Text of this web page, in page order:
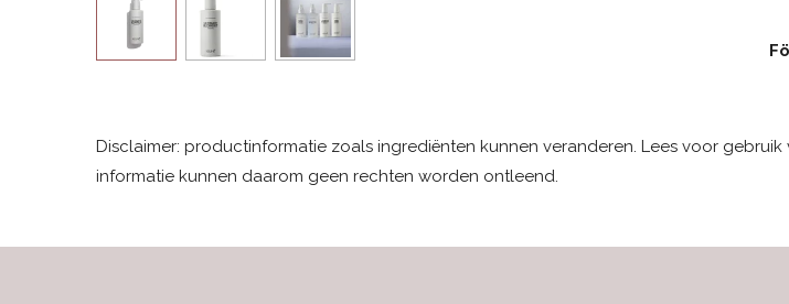
Disclaimer: productinformatie zoals ingrediënten kunnen veranderen. Lees voor
informatie kunnen daarom geen rechten worden ontleend.